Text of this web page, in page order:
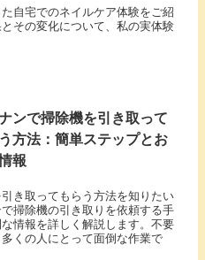
自宅でのネイルケア体験をご紹
その変化について、私の実体験
ンで掃除機を引き取って
方法：簡単ステップとお
報
き取ってもらう方法を知りたい
掃除機の引き取りを依頼する手
情報を詳しく解説します。不要
くの人にとって面倒な作業で